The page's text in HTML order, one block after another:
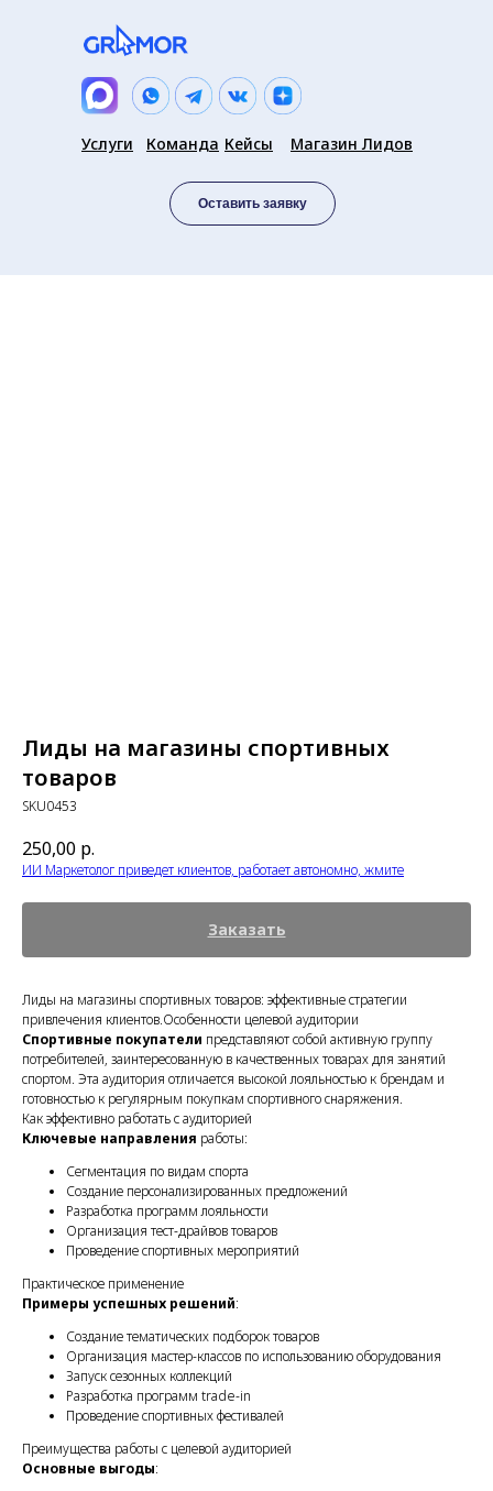
Оставить заявку
Услуги Кейсы Магазин Лидов
Команда
Лиды на магазины спортивных
товаров
SKU0453
250,00 р.
ИИ Маркетолог приведет клиентов, работает автономно, жмите
Заказать
Лиды на магазины спортивных товаров: эффективные стратегии
привлечения клиентов.Особенности целевой аудитории
Спортивные покупатели представляют собой активную группу
потребителей, заинтересованную в качественных товарах для занятий
спортом. Эта аудитория отличается высокой лояльностью к брендам и
готовностью к регулярным покупкам спортивного снаряжения.
Как эффективно работать с аудиторией
Ключевые направления работы:
Сегментация по видам спорта
Создание персонализированных предложений
Разработка программ лояльности
Организация тест-драйвов товаров
Проведение спортивных мероприятий
Практическое применение
Примеры успешных решений:
Создание тематических подборок товаров
Организация мастер-классов по использованию оборудования
Запуск сезонных коллекций
Разработка программ trade-in
Проведение спортивных фестивалей
Преимущества работы с целевой аудиторией
Основные выгоды: